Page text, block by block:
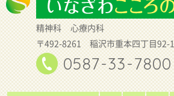
精神科
心療内科
〒492-8261 稲沢市重本四丁目92-1
0587-33-7800